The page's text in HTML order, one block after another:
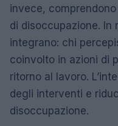
invece,
di disoccupazione. In
integrano: chi
coinvolto in azioni di
ritorno al lavoro.
degli interventi e
disoccupazione.